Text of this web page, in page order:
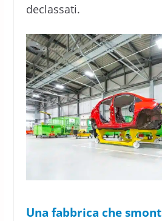
declassati.
Una fabbrica che